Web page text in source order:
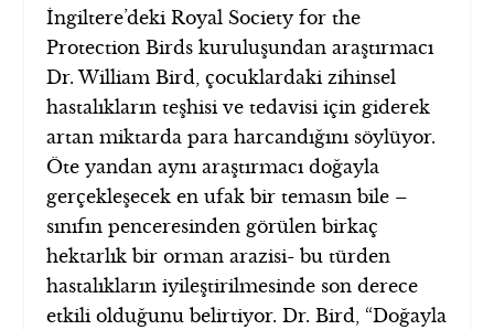
İngiltere’deki Royal Society for the
Protection Birds kuruluşundan araştırmacı
Dr. William Bird, çocuklardaki zihinsel
hastalıkların teşhisi ve tedavisi için giderek
artan miktarda para harcandığını söylüyor.
Öte yandan aynı araştırmacı doğayla
gerçekleşecek en ufak bir temasın bile –
sınıfın penceresinden görülen birkaç
hektarlık bir orman arazisi- bu türden
hastalıkların iyileştirilmesinde son derece
etkili olduğunu belirtiyor. Dr. Bird, “Doğayla